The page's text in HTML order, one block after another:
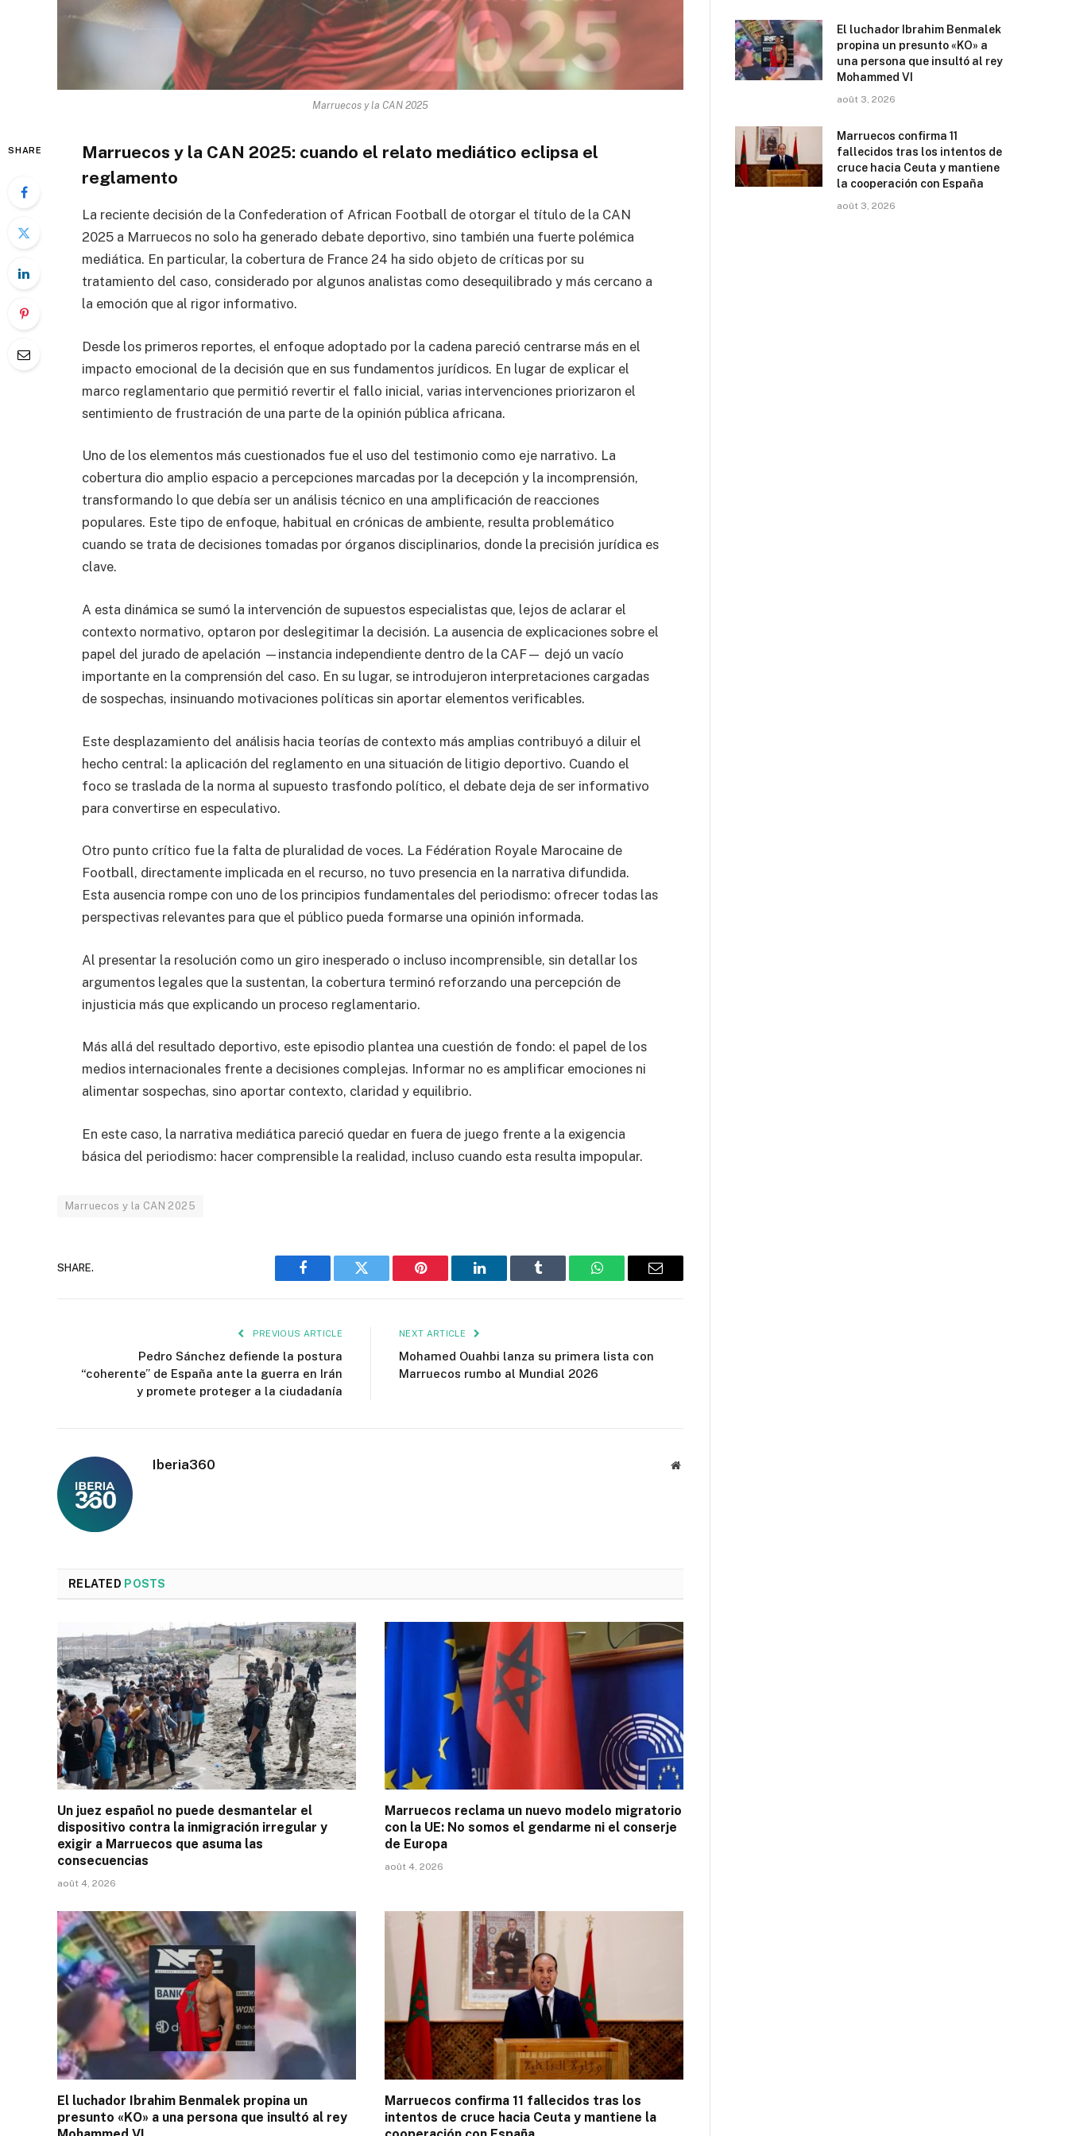
Marruecos y la CAN 2025
SHARE
Marruecos y la CAN 2025: cuando el relato mediático eclipsa el
reglamento
La reciente decisión de la Confederation of African Football de otorgar el título de la CAN
2025 a Marruecos no solo ha generado debate deportivo, sino también una fuerte polémica
mediática. En particular, la cobertura de France 24 ha sido objeto de críticas por su
tratamiento del caso, considerado por algunos analistas como desequilibrado y más cercano a
la emoción que al rigor informativo.
Desde los primeros reportes, el enfoque adoptado por la cadena pareció centrarse más en el
impacto emocional de la decisión que en sus fundamentos jurídicos. En lugar de explicar el
marco reglamentario que permitió revertir el fallo inicial, varias intervenciones priorizaron el
sentimiento de frustración de una parte de la opinión pública africana.
Uno de los elementos más cuestionados fue el uso del testimonio como eje narrativo. La
cobertura dio amplio espacio a percepciones marcadas por la decepción y la incomprensión,
transformando lo que debía ser un análisis técnico en una amplificación de reacciones
populares. Este tipo de enfoque, habitual en crónicas de ambiente, resulta problemático
cuando se trata de decisiones tomadas por órganos disciplinarios, donde la precisión jurídica es
clave.
A esta dinámica se sumó la intervención de supuestos especialistas que, lejos de aclarar el
contexto normativo, optaron por deslegitimar la decisión. La ausencia de explicaciones sobre el
papel del jurado de apelación —instancia independiente dentro de la CAF— dejó un vacío
importante en la comprensión del caso. En su lugar, se introdujeron interpretaciones cargadas
de sospechas, insinuando motivaciones políticas sin aportar elementos verificables.
Este desplazamiento del análisis hacia teorías de contexto más amplias contribuyó a diluir el
hecho central: la aplicación del reglamento en una situación de litigio deportivo. Cuando el
foco se traslada de la norma al supuesto trasfondo político, el debate deja de ser informativo
para convertirse en especulativo.
Otro punto crítico fue la falta de pluralidad de voces. La Fédération Royale Marocaine de
Football, directamente implicada en el recurso, no tuvo presencia en la narrativa difundida.
Esta ausencia rompe con uno de los principios fundamentales del periodismo: ofrecer todas las
perspectivas relevantes para que el público pueda formarse una opinión informada.
Al presentar la resolución como un giro inesperado o incluso incomprensible, sin detallar los
argumentos legales que la sustentan, la cobertura terminó reforzando una percepción de
injusticia más que explicando un proceso reglamentario.
Más allá del resultado deportivo, este episodio plantea una cuestión de fondo: el papel de los
medios internacionales frente a decisiones complejas. Informar no es amplificar emociones ni
alimentar sospechas, sino aportar contexto, claridad y equilibrio.
En este caso, la narrativa mediática pareció quedar en fuera de juego frente a la exigencia
básica del periodismo: hacer comprensible la realidad, incluso cuando esta resulta impopular.
Marruecos y la CAN 2025
SHARE.
Facebook Twitter Pinterest LinkedIn Tumblr WhatsAppEmail
PREVIOUS ARTICLE
Pedro Sánchez defiende la postura
“coherente” de España ante la guerra en Irán
y promete proteger a la ciudadanía
NEXT ARTICLE
Mohamed Ouahbi lanza su primera lista con
Marruecos rumbo al Mundial 2026
Iberia360 Website
RELATED POSTS
Un juez español no puede desmantelar el
dispositivo contra la inmigración irregular y
exigir a Marruecos que asuma las
consecuencias
août 4, 2026
Marruecos reclama un nuevo modelo migratorio
con la UE: No somos el gendarme ni el conserje
de Europa
août 4, 2026
El luchador Ibrahim Benmalek propina un
presunto «KO» a una persona que insultó al rey
Marruecos confirma 11 fallecidos tras los
intentos de cruce hacia Ceuta y mantiene la
El luchador Ibrahim Benmalek
propina un presunto «KO» a
una persona que insultó al rey
Mohammed VI
août 3, 2026
Marruecos confirma 11
fallecidos tras los intentos de
cruce hacia Ceuta y mantiene
la cooperación con España
août 3, 2026